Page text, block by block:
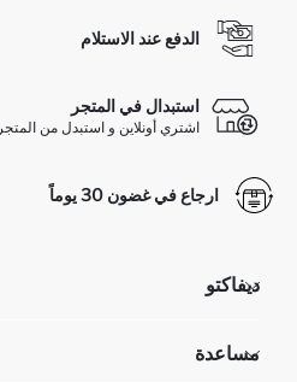
الدفع عند الاستلام
استبدال في المتجر
اشتري أونلاين و استبدل من المتجر
ارجاع في غضون 30 يوماً
ديفاكتو
تعرف علينا
مساعدة